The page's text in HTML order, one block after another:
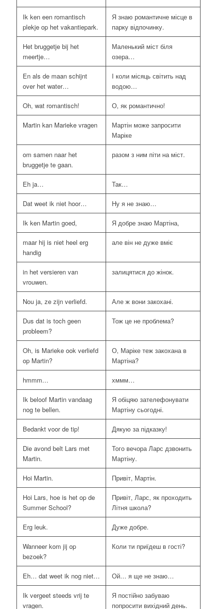
Ik ken een romantisch
plekje op het vakantiepark.
Я знаю романтичне місце в
парку відпочинку.
Het bruggetje bij het
meertje…
Маленький міст біля
озера…
En als de maan schijnt
over het water…
І коли місяць світить над
водою…
Oh, wat romantisch! О, як романтично!
Martin kan Marieke vragen
Мартін може запросити
Маріке
om samen naar het
bruggetje te gaan.
разом з ним піти на міст.
Eh ja… Так…
Dat weet ik niet hoor… Ну я не знаю…
Ik ken Martin goed, Я добре знаю Мартіна,
maar hij is niet heel erg
handig
але він не дуже вміє
in het versieren van
vrouwen.
залицятися до жінок.
Nou ja, ze zijn verliefd. Але ж вони закохані.
Dus dat is toch geen
probleem?
Тож це не проблема?
Oh, is Marieke ook verliefd
op Martin?
О, Маріке теж закохана в
Мартіна?
hmmm… хммм…
Ik beloof Martin vandaag
nog te bellen.
Я обіцяю зателефонувати
Мартіну сьогодні.
Bedankt voor de tip! Дякую за підказку!
Die avond belt Lars met
Martin.
Того вечора Ларс дзвонить
Мартіну.
Hoi Martin. Привіт, Мартін.
Hoi Lars, hoe is het op de
Summer School?
Привіт, Ларс, як проходить
Літня школа?
Erg leuk. Дуже добре.
Wanneer kom jij op
bezoek?
Коли ти приїдеш в гості?
Eh… dat weet ik nog niet… Ой… я ще не знаю…
Ik vergeet steeds vrij te
vragen.
Я постійно забуваю
попросити вихідний день.